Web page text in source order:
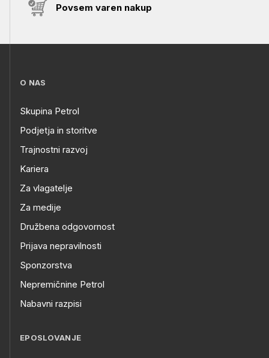
Povsem varen nakup
O NAS
Skupina Petrol
Podjetja in storitve
Trajnostni razvoj
Kariera
Za vlagatelje
Za medije
Družbena odgovornost
Prijava nepravilnosti
Sponzorstva
Nepremičnine Petrol
Nabavni razpisi
EPOSLOVANJE